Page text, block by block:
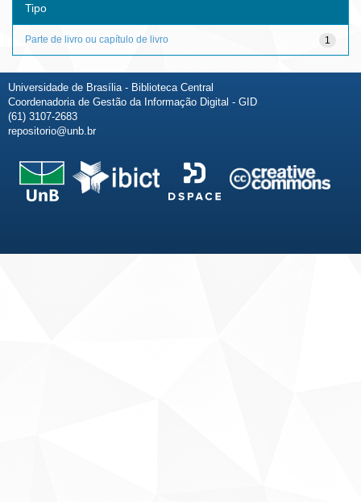
Tipo
1
Parte de livro ou capítulo de livro
Universidade de Brasília - Biblioteca Central
Coordenadoria de Gestão da Informação Digital - GID
(61) 3107-2683
repositorio@unb.br